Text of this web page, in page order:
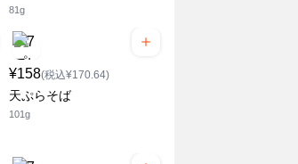
81g
¥158(税込¥170.64)
天ぷらそば
101g